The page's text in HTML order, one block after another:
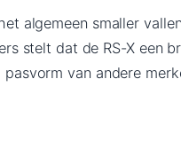
algemeen smaller
stelt dat de RS-X een
van andere